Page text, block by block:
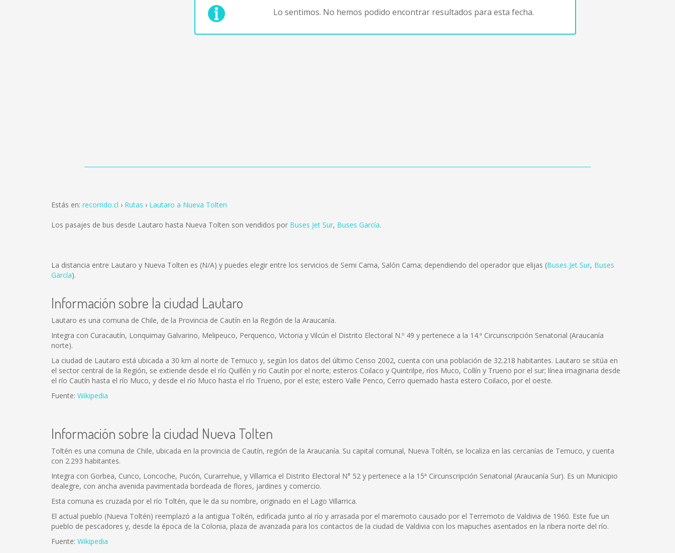
Lo sentimos. No hemos podido encontrar resultados para esta fecha.
Estás en: recorrido.cl Rutas Lautaro a Nueva Tolten
Los pasajes de bus desde Lautaro hasta Nueva Tolten son vendidos por Buses Jet Sur, Buses García.
La distancia entre Lautaro y Nueva Tolten es (N/A) y puedes elegir entre los servicios de Semi Cama, Salón Cama; dependiendo del operador que elijas (Buses Jet Sur, Buses
García).
Información sobre la ciudad Lautaro
Lautaro es una comuna de Chile, de la Provincia de Cautín en la Región de la Araucanía.
Integra con Curacautín, Lonquimay Galvarino, Melipeuco, Perquenco, Victoria y Vilcún el Distrito Electoral N.º 49 y pertenece a la 14.ª Circunscripción Senatorial (Araucanía
norte).
La ciudad de Lautaro está ubicada a 30 km al norte de Temuco y, según los datos del último Censo 2002, cuenta con una población de 32.218 habitantes. Lautaro se sitúa en
el sector central de la Región, se extiende desde el río Quillén y río Cautín por el norte; esteros Coilaco y Quintrilpe, ríos Muco, Collín y Trueno por el sur; línea imaginaria desde
el río Cautín hasta el río Muco, y desde el río Muco hasta el río Trueno, por el este; estero Valle Penco, Cerro quemado hasta estero Coilaco, por el oeste.
Fuente: Wikipedia
Información sobre la ciudad Nueva Tolten
Toltén es una comuna de Chile, ubicada en la provincia de Cautín, región de la Araucanía. Su capital comunal, Nueva Toltén, se localiza en las cercanías de Temuco, y cuenta
con 2.293 habitantes.
Integra con Gorbea, Cunco, Loncoche, Pucón, Curarrehue, y Villarrica el Distrito Electoral N° 52 y pertenece a la 15ª Circunscripción Senatorial (Araucanía Sur). Es un Municipio
dealegre, con ancha avenida pavimentada bordeada de flores, jardines y comercio.
Esta comuna es cruzada por el río Toltén, que le da su nombre, originado en el Lago Villarrica.
El actual pueblo (Nueva Toltén) reemplazó a la antigua Toltén, edificada junto al río y arrasada por el maremoto causado por el Terremoto de Valdivia de 1960. Este fue un
pueblo de pescadores y, desde la época de la Colonia, plaza de avanzada para los contactos de la ciudad de Valdivia con los mapuches asentados en la ribera norte del río.
Fuente: Wikipedia